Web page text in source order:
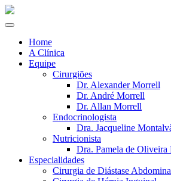
Home
A Clínica
Equipe
Cirurgiões
Dr. Alexander Morrell
Dr. André Morrell
Dr. Allan Morrell
Endocrinologista
Dra. Jacqueline
Nutricionista
Dra. Pamela de
Especialidades
Cirurgia de Diástase